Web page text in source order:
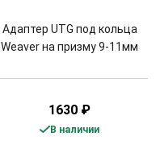
Адаптер UTG под кольца
Weaver на призму 9-11мм
1630 ₽
В наличии